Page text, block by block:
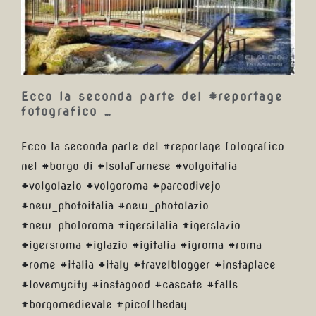
#reportage fotografico …
Ecco la seconda parte del #reportage
fotografico …
Ecco la seconda parte del #reportage fotografico
nel #borgo di #IsolaFarnese #volgoitalia
#volgolazio #volgoroma #parcodivejo
#new_photoitalia #new_photolazio
#new_photoroma #igersitalia #igerslazio
#igersroma #iglazio #igitalia #igroma #roma
#rome #italia #italy #travelblogger #instaplace
#lovemycity #instagood #cascate #falls
#borgomedievale #picoftheday